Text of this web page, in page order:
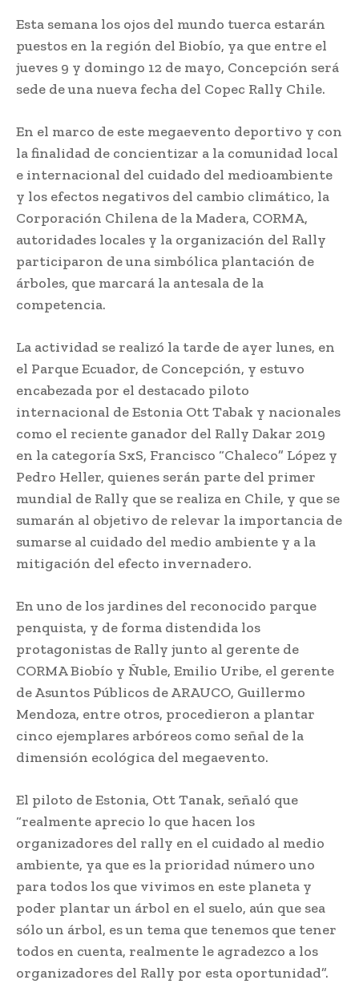
Esta semana los ojos del mundo tuerca estarán
puestos en la región del Biobío, ya que entre el
jueves 9 y domingo 12 de mayo, Concepción será
sede de una nueva fecha del Copec Rally Chile.
En el marco de este megaevento deportivo y con
la finalidad de concientizar a la comunidad local
e internacional del cuidado del medioambiente
y los efectos negativos del cambio climático, la
Corporación Chilena de la Madera, CORMA,
autoridades locales y la organización del Rally
participaron de una simbólica plantación de
árboles, que marcará la antesala de la
competencia.
La actividad se realizó la tarde de ayer lunes, en
el Parque Ecuador, de Concepción, y estuvo
encabezada por el destacado piloto
internacional de Estonia Ott Tabak y nacionales
como el reciente ganador del Rally Dakar 2019
en la categoría SxS, Francisco “Chaleco” López y
Pedro Heller, quienes serán parte del primer
mundial de Rally que se realiza en Chile, y que se
sumarán al objetivo de relevar la importancia de
sumarse al cuidado del medio ambiente y a la
mitigación del efecto invernadero.
En uno de los jardines del reconocido parque
penquista, y de forma distendida los
protagonistas de Rally junto al gerente de
CORMA Biobío y Ñuble, Emilio Uribe, el gerente
de Asuntos Públicos de ARAUCO, Guillermo
Mendoza, entre otros, procedieron a plantar
cinco ejemplares arbóreos como señal de la
dimensión ecológica del megaevento.
El piloto de Estonia, Ott Tanak, señaló que
“realmente aprecio lo que hacen los
organizadores del rally en el cuidado al medio
ambiente, ya que es la prioridad número uno
para todos los que vivimos en este planeta y
poder plantar un árbol en el suelo, aún que sea
sólo un árbol, es un tema que tenemos que tener
todos en cuenta, realmente le agradezco a los
organizadores del Rally por esta oportunidad”.